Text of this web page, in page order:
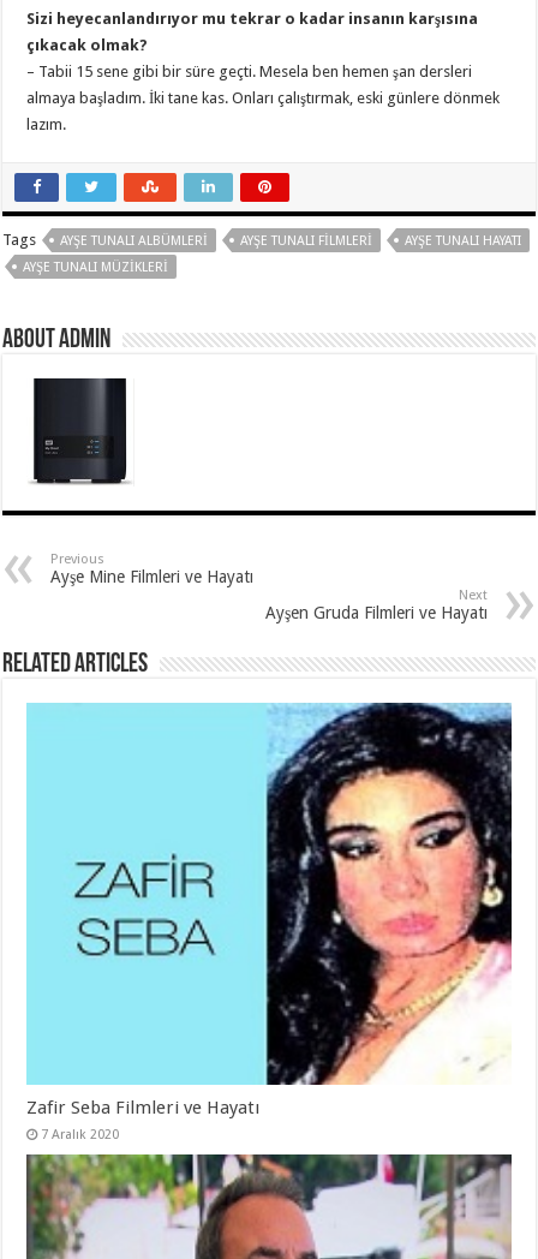
Sizi heyecanlandırıyor mu tekrar o kadar insanın karşısına
çıkacak olmak?
– Tabii 15 sene gibi bir süre geçti. Mesela ben hemen şan dersleri
almaya başladım. İki tane kas. Onları çalıştırmak, eski günlere dönmek
lazım.
Tags AYŞE TUNALI ALBÜMLERI AYŞE TUNALI FILMLERI
AYŞE TUNALI HAYATI
AYŞE TUNALI MÜZIKLERI
About Admin
Previous
Ayşe Mine Filmleri ve Hayatı
Next
Ayşen Gruda Filmleri ve Hayatı
Related Articles
Zafir Seba Filmleri ve Hayatı
7 Aralık 2020